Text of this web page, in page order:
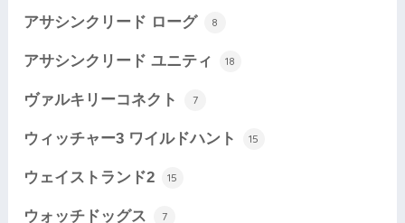
アサシンクリード ローグ 8
アサシンクリード ユニティ 18
ヴァルキリーコネクト 7
ウィッチャー3 ワイルドハント 15
ウェイストランド2 15
ウォッチドッグス 7